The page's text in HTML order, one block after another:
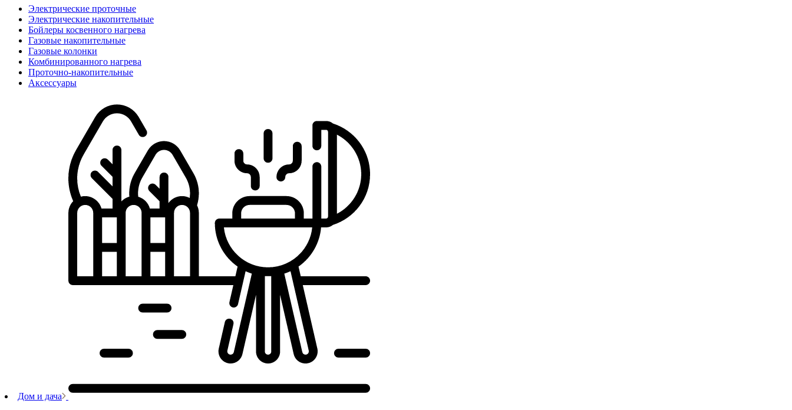
Электрические проточные
Электрические накопительные
Бойлеры косвенного нагрева
Газовые накопительные
Газовые колонки
Комбинированного нагрева
Проточно-накопительные
Аксессуары
Дом и дача